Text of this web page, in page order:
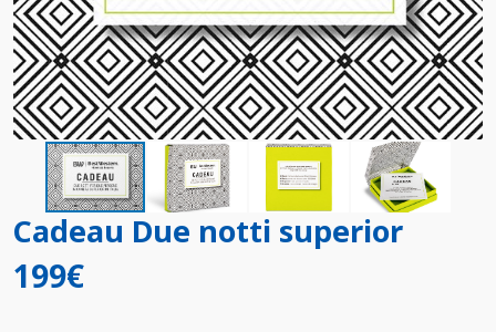
Cadeau Due notti superior
199€